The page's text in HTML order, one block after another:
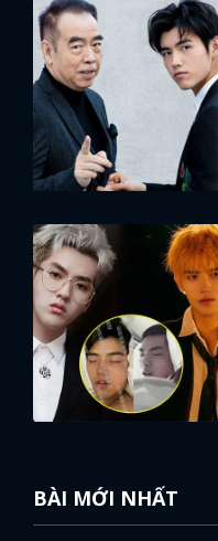
FACEBOOK
BÀI MỚI NHẤT